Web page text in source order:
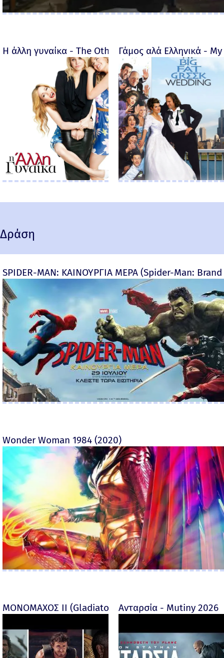
Η άλλη γυναίκα - The Other Woman – 2014
Γάμος αλά Ελληνικά -
Δράση
SPIDER-MAN: ΚΑΙΝΟΥΡΓΙΑ ΜΕΡΑ (Spider-Man:
Wonder Woman 1984 (2020)
ΜΟΝΟΜΑΧΟΣ ΙΙ (Gladiator II) -Ανταρσία - Mutiny 2026